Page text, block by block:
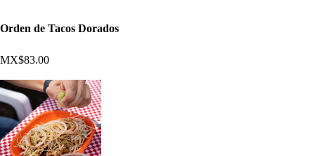
Orden de Tacos Dorados
MX$83.00